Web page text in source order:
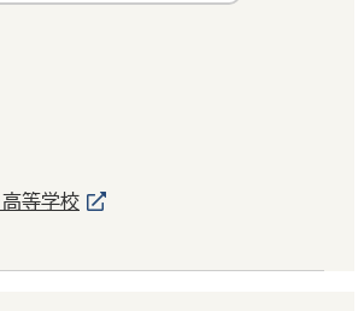
高等学校